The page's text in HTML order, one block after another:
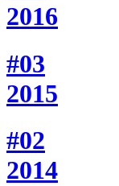
2016
#03
2015
#02
2014